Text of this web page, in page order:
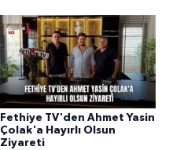
Fethiye TV'den Ahmet Yasin
Çolak'a Hayırlı Olsun
Ziyareti